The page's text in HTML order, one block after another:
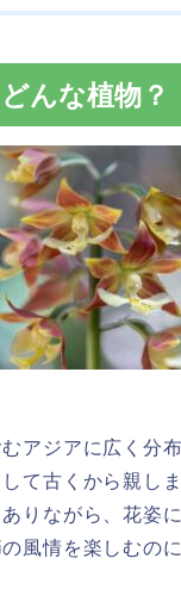
んな植物？
アジアに広く分
て古くから親し
りながら、花姿
風情を楽しむの